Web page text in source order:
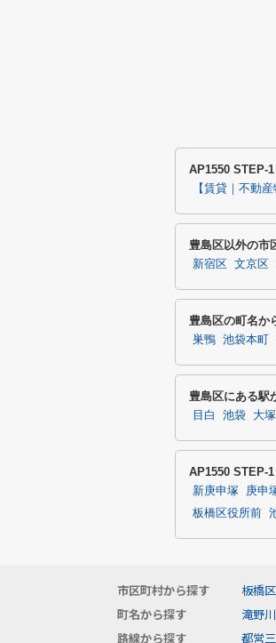
AP1550 STEP-
【賃貸｜不動
豊島区以外の市
新宿区 文京区
豊島区の町名か
巣鴨 池袋本町
豊島区にある駅
目白 池袋 大塚
AP1550 STEP-
新庚申塚 庚申
板橋区役所前
市区町村から探す 板橋区
町名から探す
滝野川
路線から探す
都営